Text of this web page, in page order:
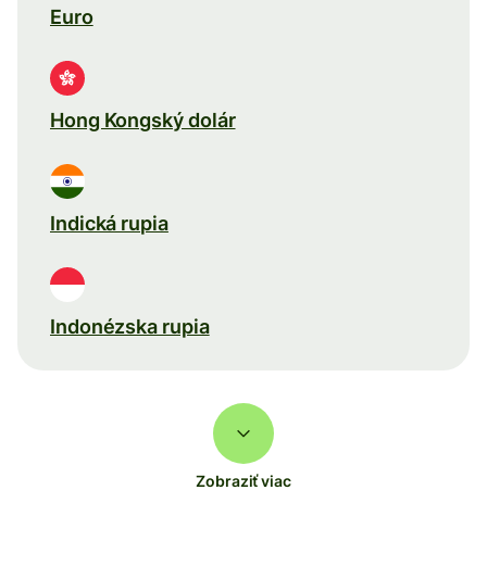
Euro
Hong Kongský dolár
Indická rupia
Indonézska rupia
Zobraziť viac